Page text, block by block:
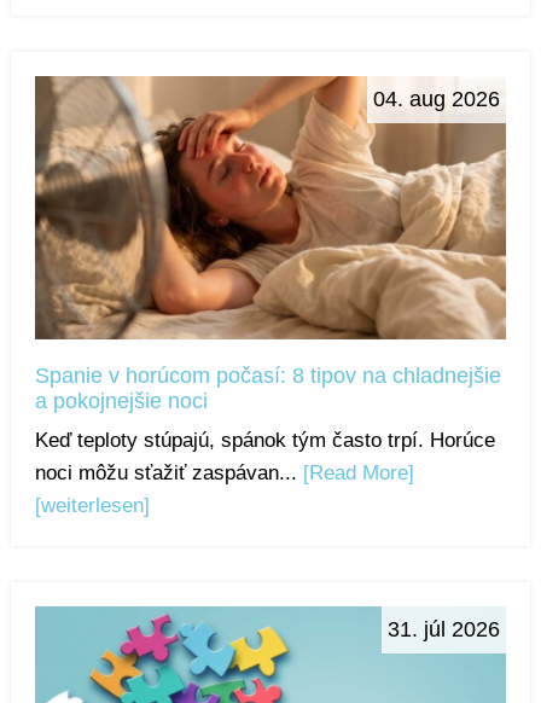
04. aug 2026
Spanie v horúcom počasí: 8 tipov na chladnejšie
a pokojnejšie noci
Keď teploty stúpajú, spánok tým často trpí. Horúce
noci môžu sťažiť zaspávan... [Read More]
[weiterlesen]
31. júl 2026